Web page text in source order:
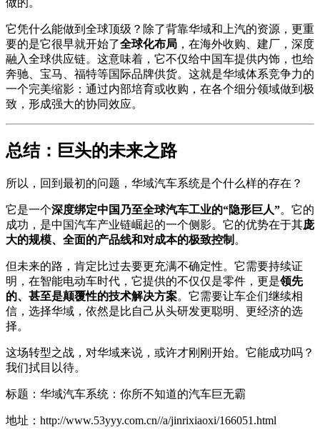
做的。
它凭什么能做到全球顶级？除了背靠华域和上汽的资源，更重
要的是它很早就开始了全球化布局 ，在海外收购、建厂，深度
融入全球供应链。这意味着，它不仅给中国车提供内饰，也给
奔驰、宝马、福特等国际品牌供货。这就是华域体系竞争力的
一个完美缩影：通过内部培育或收购，在各个细分领域做到极
致，形成强大的协同效应。
总结：巨头的未来之路
所以，回到最初的问题，华域汽车系统是个什么样的存在？
它是一个深度绑定中国乃至全球汽车工业的“隐形巨人”。它的
成功，是中国汽车产业链崛起的一个侧影。它的优势在于其庞
大的规模、全面的产品线和对成本的极致控制 。
但未来的路，肯定比过去要更充满不确定性。它需要持续证
明，在智能电动车时代，它提供的不仅仅是零件，更是领先
的、甚至是颠覆性的技术解决方案。它需要让车企们继续相
信，选择华域，依然是比自己从头研发更聪明、更经济的选
择。
这场转型之战，对华域来说，或许才刚刚开始。它能成功吗？
我们拭目以待。
标题：华域汽车系统：你所不知道的汽车巨无霸
地址：http://www.53yyy.com.cn//a/jinrixiaoxi/166051.html